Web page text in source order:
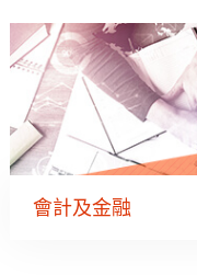
關
鍵
字
會計及金融